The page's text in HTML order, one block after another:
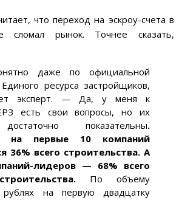
что переход на эскроу-счета в
сломал рынок. Точнее сказать,
даже по официальной
Единого ресурса застройщиков,
эксперт. — Да, у меня к
есть свои вопросы, но их
показательны.
на первые 10 компаний
36% всего строительства. А
лидеров — 68% всего
По объему
на первую двадцатку